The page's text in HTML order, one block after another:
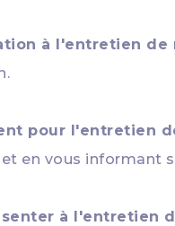
à l'entretien de
pour l'entretien
en vous informant
à l'entretien